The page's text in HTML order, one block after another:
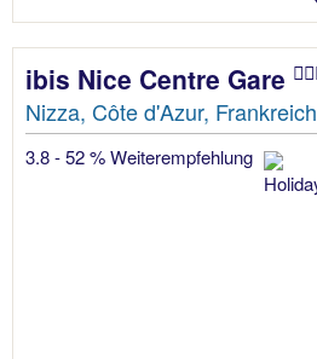
ibis Nice Centre Gare
Nizza, Côte d'Azur, Frankreich
3.8 - 52 % Weiterempfehlung